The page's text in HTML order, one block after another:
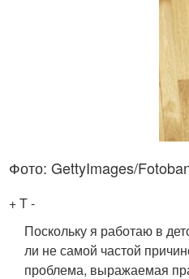
Фото: GettyImages/
+T -
Поскольку я работаю в
ли не самой частой
проблема, выражаемая